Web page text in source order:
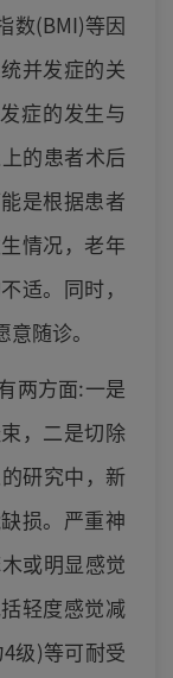
数(BMI)等因
并发症的关
症的发生与
的患者术后
是根据患者
情况，老年
适。同时，
随诊。
两方面:一是
，二是切除
研究中，新
损。严重神
或明显感觉
轻度感觉减
级)等可耐受